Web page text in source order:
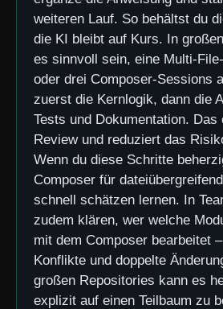
weiteren Lauf. So behältst du
die KI bleibt auf Kurs. In
es sinnvoll sein, eine Multi-
oder drei Composer-Sessions
zuerst die Kernlogik, dann die
Tests und Dokumentation. Das
Review und reduziert das
Wenn du diese Schritte
Composer für
schnell schätzen lernen. In
zudem klären, wer welche
mit dem Composer bearbeitet
Konflikte und doppelte
großen Repositories kann es
explizit auf einen Teilbaum zu